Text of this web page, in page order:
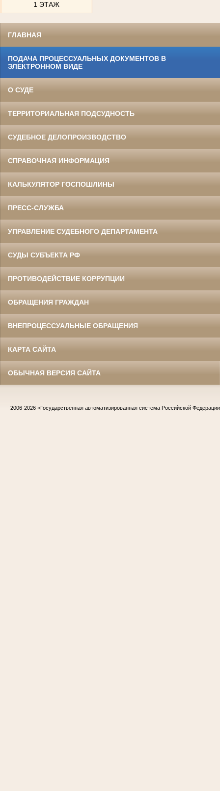
1 ЭТАЖ
ГЛАВНАЯ
ПОДАЧА ПРОЦЕССУАЛЬНЫХ ДОКУМЕНТОВ В
ЭЛЕКТРОННОМ ВИДЕ
О СУДЕ
ТЕРРИТОРИАЛЬНАЯ ПОДСУДНОСТЬ
СУДЕБНОЕ ДЕЛОПРОИЗВОДСТВО
СПРАВОЧНАЯ ИНФОРМАЦИЯ
КАЛЬКУЛЯТОР ГОСПОШЛИНЫ
ПРЕСС-СЛУЖБА
УПРАВЛЕНИЕ СУДЕБНОГО ДЕПАРТАМЕНТА
СУДЫ СУБЪЕКТА РФ
ПРОТИВОДЕЙСТВИЕ КОРРУПЦИИ
ОБРАЩЕНИЯ ГРАЖДАН
ВНЕПРОЦЕССУАЛЬНЫЕ ОБРАЩЕНИЯ
КАРТА САЙТА
ОБЫЧНАЯ ВЕРСИЯ САЙТА
2006-2026 «Государственная автоматизированная система Российской